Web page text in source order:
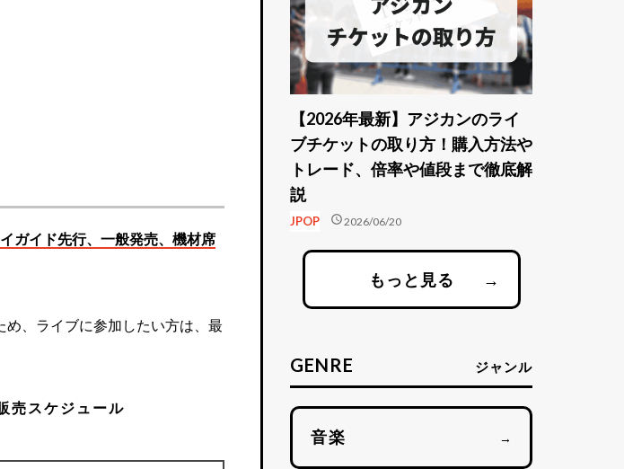
ガイド先行、一般発売、機材席
、ライブに参加したい方は、最
売スケジュール
【2026年最新】アジカンのライ
ブチケットの取り方！購入方法や
トレード、倍率や値段まで徹底解
説
JPOP schedule2026/06/20
もっと見る →
GENRE ジャンル
音楽 →